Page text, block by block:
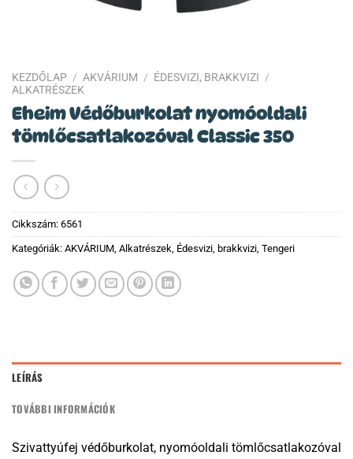
KEZDŐLAP / AKVÁRIUM / ÉDESVIZI, BRAKKVIZI /
ALKATRÉSZEK
Eheim Védőburkolat nyomóoldali
tömlőcsatlakozóval Classic 350
Cikkszám: 6561
Kategóriák: AKVÁRIUM, Alkatrészek, Édesvizi, brakkvizi, Tengeri
LEÍRÁS
TOVÁBBI INFORMÁCIÓK
Szivattyúfej védőburkolat, nyomóoldali tömlőcsatlakozóval